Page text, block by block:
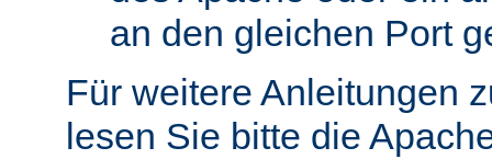
an den gleichen Port
Für weitere Anleitungen
lesen Sie bitte die